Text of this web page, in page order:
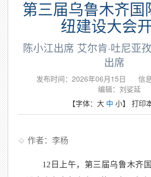
第三届乌鲁木齐国
纽建设大会
陈小江出席 艾尔肯·吐尼亚
出席
发布时间：2026年06月15日
信
编辑：刘娑延
【字体： 大 中 小】 打印
作者：李杨
12日上午，第三届乌鲁木齐